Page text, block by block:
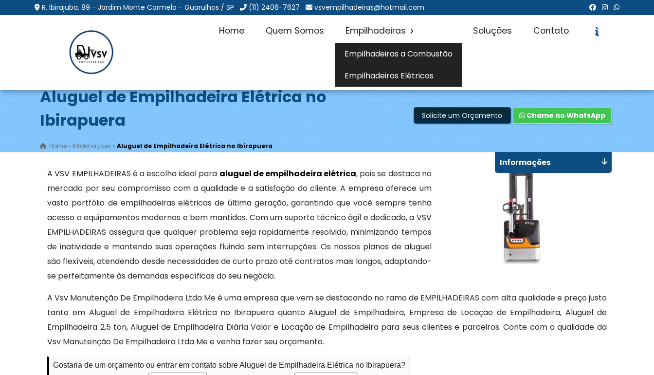
R. Ibirajuba, 89 - Jardim Monte Carmelo - Guarulhos / SP (11) 2406-7627 vsvempilhadeiras@hotmail.com
Home Quem Somos Empilhadeiras
Empilhadeiras a Combustão
Empilhadeiras Elétricas
Soluções Contato
Aluguel de Empilhadeira Elétrica no
Ibirapuera
Home »Informações »Aluguel de Empilhadeira Elétrica no Ibirapuera
Solicite um Orçamento Chame no WhatsApp
A VSV EMPILHADEIRAS é a escolha ideal para aluguel de empilhadeira elétrica, pois se destaca no
mercado por seu compromisso com a qualidade e a satisfação do cliente. A empresa oferece um
vasto portfólio de empilhadeiras elétricas de última geração, garantindo que você sempre tenha
acesso a equipamentos modernos e bem mantidos. Com um suporte técnico ágil e dedicado, a VSV
EMPILHADEIRAS assegura que qualquer problema seja rapidamente resolvido, minimizando tempos
de inatividade e mantendo suas operações fluindo sem interrupções. Os nossos planos de aluguel
são flexíveis, atendendo desde necessidades de curto prazo até contratos mais longos, adaptando-
se perfeitamente às demandas específicas do seu negócio.
A Vsv Manutenção De Empilhadeira Ltda Me é uma empresa que vem se destacando no ramo de EMPILHADEIRAS com alta qualidade e preço justo
tanto em Aluguel de Empilhadeira Elétrica no Ibirapuera quanto Aluguel de Empilhadeira, Empresa de Locação de Empilhadeira, Aluguel de
Empilhadeira 2,5 ton, Aluguel de Empilhadeira Diária Valor e Locação de Empilhadeira para seus clientes e parceiros. Conte com a qualidade da
Vsv Manutenção De Empilhadeira Ltda Me e venha fazer seu orçamento.
Gostaria de um orçamento ou entrar em contato sobre Aluguel de Empilhadeira Elétrica no Ibirapuera?
Informações